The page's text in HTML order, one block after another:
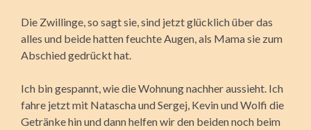
Die Zwillinge, so sagt sie, sind jetzt glücklich über das
alles und beide hatten feuchte Augen, als Mama sie zum
Abschied gedrückt hat.
Ich bin gespannt, wie die Wohnung nachher aussieht. Ich
fahre jetzt mit Natascha und Sergej, Kevin und Wolfi die
Getränke hin und dann helfen wir den beiden noch beim